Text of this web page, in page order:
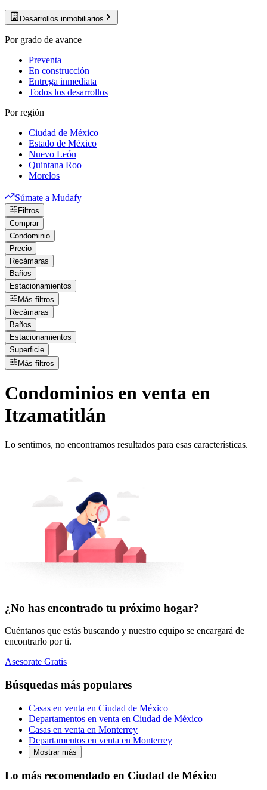
Desarrollos inmobiliarios
Por grado de avance
Preventa
En construcción
Entrega inmediata
Todos los desarrollos
Por región
Ciudad de México
Estado de México
Nuevo León
Quintana Roo
Morelos
Súmate a Mudafy
Filtros
Comprar
Condominio
Precio
Recámaras
Baños
Estacionamientos
Más filtros
Recámaras
Baños
Estacionamientos
Superficie
Más filtros
Condominios en venta en
Itzamatitlán
Lo sentimos, no encontramos resultados para esas características.
¿No has encontrado tu próximo hogar?
Cuéntanos que estás buscando y nuestro equipo se encargará de
encontrarlo por ti.
Asesorate Gratis
Búsquedas más populares
Casas en venta en Ciudad de México
Departamentos en venta en Ciudad de México
Casas en venta en Monterrey
Departamentos en venta en Monterrey
Mostrar más
Lo más recomendado en Ciudad de México